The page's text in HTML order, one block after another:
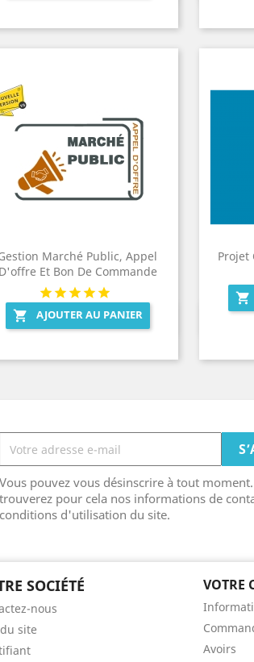
Marché Public, Appel
D'offre Et Bon De Commande
 AJOUTER AU PANIER
Aperçu rapide
Projet

Vous pouvez vous désinscrire à tout
trouverez pour cela nos informations de
conditions d'utilisation du site.
SOCIÉTÉ
nous
site
VOTRE
Avoirs